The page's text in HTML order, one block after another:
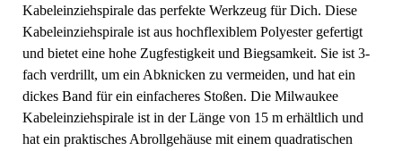
Kabeleinziehspirale das perfekte Werkzeug für Dich. Diese
Kabeleinziehspirale ist aus hochflexiblem Polyester gefertigt
und bietet eine hohe Zugfestigkeit und Biegsamkeit. Sie ist 3-
fach verdrillt, um ein Abknicken zu vermeiden, und hat ein
dickes Band für ein einfacheres Stoßen. Die Milwaukee
Kabeleinziehspirale ist in der Länge von 15 m erhältlich und
hat ein praktisches Abrollgehäuse mit einem quadratischen